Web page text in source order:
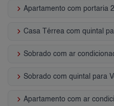
keyboard_arrow_right
keyboard_arrow_right
keyboard_arrow_right
keyboard_arrow_right
keyboard_arrow_right